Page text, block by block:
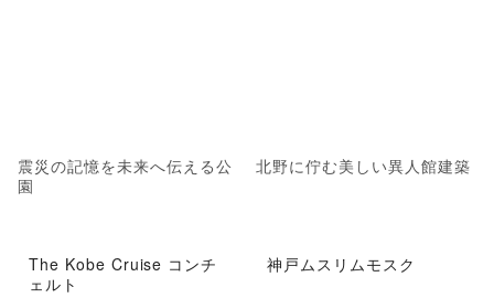
震災の記憶を未来へ伝える公
園
北野に佇む美しい異人館建築
The Kobe Cruise コンチ
ェルト
神戸ムスリムモスク